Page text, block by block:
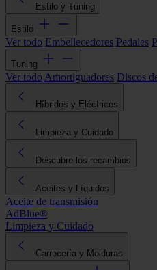
Estilo y Tuning
Estilo
Ver todo Embellecedores Pedales
Tuning
Ver todo Amortiguadores Discos
Híbridos y Eléctricos
Limpieza y Cuidado
Descubre los recambios
Aceites y Líquidos
Aceite de transmisión
AdBlue®
Limpieza y Cuidado
Carrocería y Molduras